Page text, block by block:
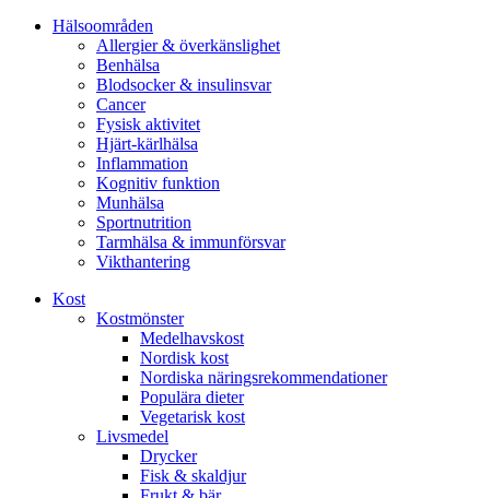
Hälsoområden
Allergier & överkänslighet
Benhälsa
Blodsocker & insulinsvar
Cancer
Fysisk aktivitet
Hjärt-kärlhälsa
Inflammation
Kognitiv funktion
Munhälsa
Sportnutrition
Tarmhälsa & immunförsvar
Vikthantering
Kost
Kostmönster
Medelhavskost
Nordisk kost
Nordiska näringsrekommendationer
Populära dieter
Vegetarisk kost
Livsmedel
Drycker
Fisk & skaldjur